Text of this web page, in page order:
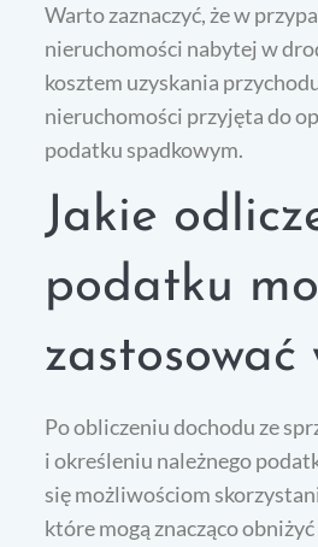
Warto zaznaczyć, że w
nieruchomości nabytej w
kosztem uzyskania
nieruchomości przyjęta do
podatku spadkowym.
Jakie
podatku
zastosować
Po obliczeniu dochodu ze
i określeniu należnego
się możliwościom
które mogą znacząco